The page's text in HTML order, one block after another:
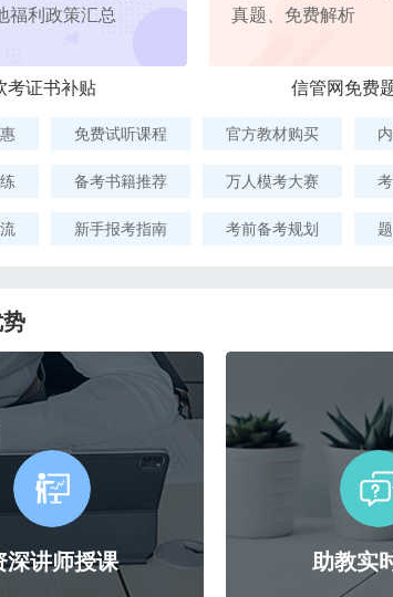
福利政策汇总
考证书补贴
真题、免费解析
信管网免费
免费试听课程 官方教材购买
备考书籍推荐 万人模考大赛
新手报考指南 考前备考规划
深讲师授课 助教实